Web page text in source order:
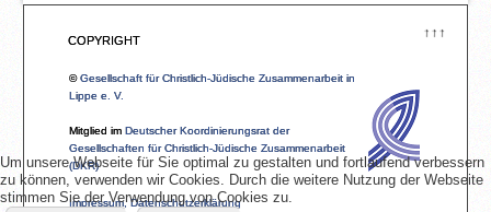
↑↑↑
COPYRIGHT
©Gesellschaft für Christlich-Jüdische Zusammenarbeit in
Lippe e. V.
Mitglied im Deutscher Koordinierungsrat der
Gesellschaften für Christlich-Jüdische Zusammenarbeit
(DKR)
Impressum, Datenschutzerklärung
Um unsere Webseite für Sie optimal zu gestalten und fortlaufend verbessern
zu können, verwenden wir Cookies. Durch die weitere Nutzung der Webseite
stimmen Sie der Verwendung von Cookies zu.